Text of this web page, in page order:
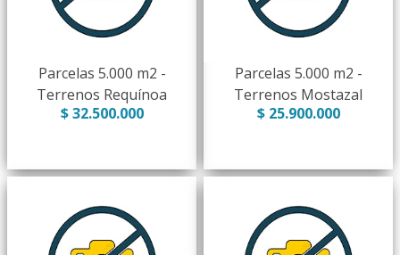
Parcelas 5.000 m2 -
Terrenos Requínoa
$ 32.500.000
Parcelas 5.000 m2 -
Terrenos Mostazal
$ 25.900.000